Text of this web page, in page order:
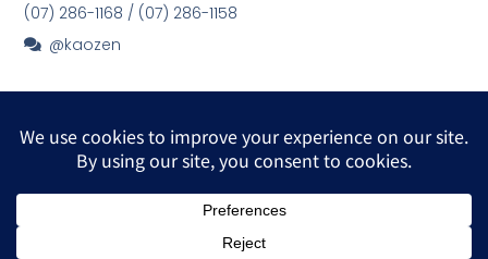
(07) 286-1168 / (07) 286-1158
@kaozen